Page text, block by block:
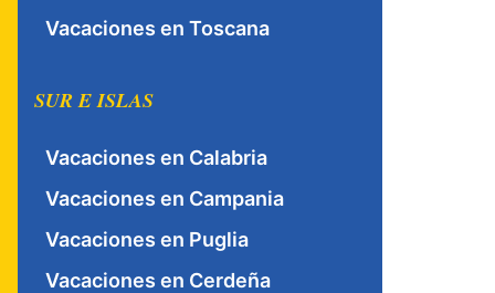
Vacaciones en Toscana
SUR E ISLAS
Vacaciones en Calabria
Vacaciones en Campania
Vacaciones en Puglia
Vacaciones en Cerdeña